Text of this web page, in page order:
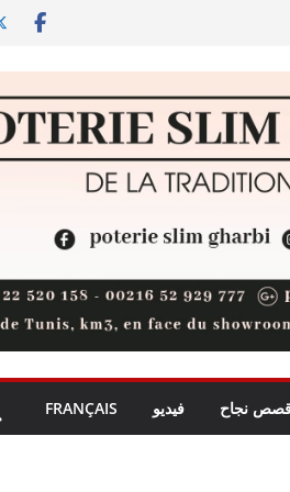
نجاح فيديو FRANÇAIS